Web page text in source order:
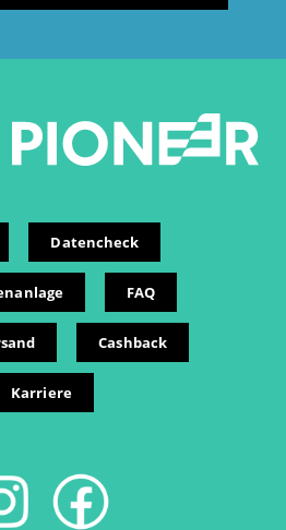
Datencheck
FAQ
Cashback
Karriere